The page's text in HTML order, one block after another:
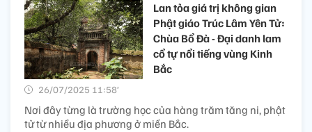
Lan tỏa giá trị không gian
Phật giáo Trúc Lâm Yên Tử:
Chùa Bổ Đà - Đại danh lam
cổ tự nổi tiếng vùng Kinh
Bắc
26/07/2025 11:58’
Nơi đây từng là trường học của hàng trăm tăng ni, phật
tử từ nhiều địa phương ở miền Bắc.